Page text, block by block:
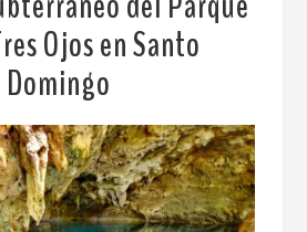
Ojos en Santo
Domingo